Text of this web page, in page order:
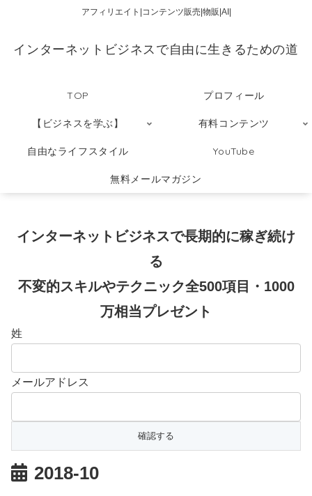
アフィリエイト|コンテンツ販売|物販|AI|
インターネットビジネスで自由に生きるための道
TOP プロフィール
【ビジネスを学ぶ】 有料コンテンツ
自由なライフスタイル YouTube
無料メールマガジン
インターネットビジネスで長期的に稼ぎ続け
る
不変的スキルやテクニック全500項目・1000
万相当プレゼント
姓
メールアドレス
2018-10